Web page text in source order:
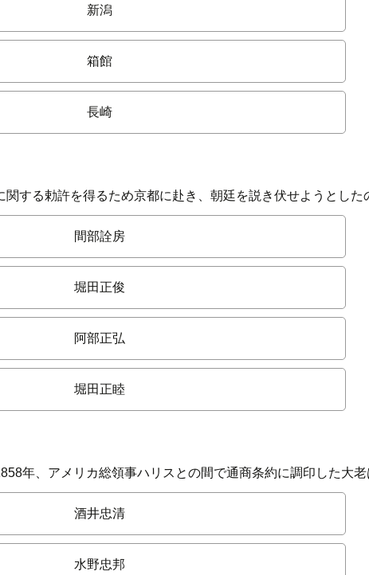
新潟
箱館
長崎
する勅許を得るため京都に赴き、朝廷を説き伏せようとした
間部詮房
堀田正俊
阿部正弘
堀田正睦
年、アメリカ総領事ハリスとの間で通商条約に調印した大老
酒井忠清
水野忠邦